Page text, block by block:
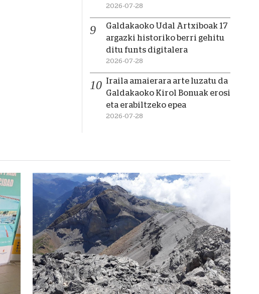
2026-07-28
Galdakaoko Udal Artxiboak 17
argazki historiko berri gehitu
ditu funts digitalera
2026-07-28
Iraila amaierara arte luzatu da
Galdakaoko Kirol Bonuak erosi
eta erabiltzeko epea
2026-07-28